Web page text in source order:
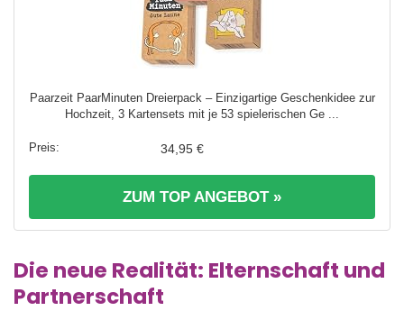
Paarzeit PaarMinuten Dreierpack – Einzigartige Geschenkidee zur
Hochzeit, 3 Kartensets mit je 53 spielerischen Ge ...
34,95 €
ZUM TOP ANGEBOT »
Die neue Realität: Elternschaft und
Partnerschaft